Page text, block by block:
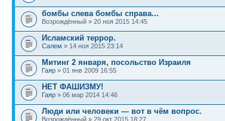
бомбы слева бомбы справа...
Возрождённый » 20 ноя 2015 14:45
Исламский террор.
Салем » 14 ноя 2015 23:14
Митинг 2 января, посольство Израиля
Гаяр » 01 янв 2009 16:55
НЕТ ФАШИЗМУ!
Гаяр » 06 мар 2014 14:46
Люди или человеки — вот в чём вопрос.
Возрождённый » 29 окт 2015 18:27